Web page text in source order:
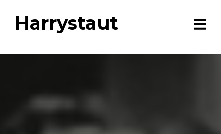
Harrystaut